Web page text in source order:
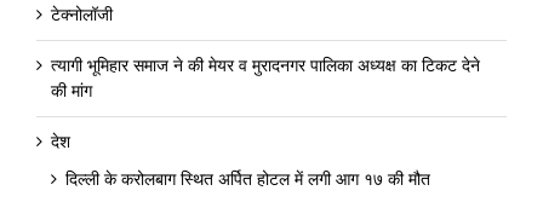
टेक्नोलॉजी
त्यागी भूमिहार समाज ने की मेयर व मुरादनगर पालिका अध्यक्ष का टिकट देने
की मांग
देश
दिल्ली के करोलबाग स्थित अर्पित होटल में लगी आग १७ की मौत